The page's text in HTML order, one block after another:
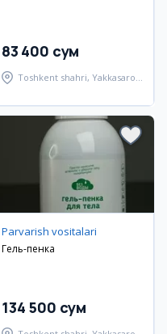
83 400 сум
Toshkent shahri, Yakkasaroy
Parvarish vositalari
Гель-пенка
134 500 сум